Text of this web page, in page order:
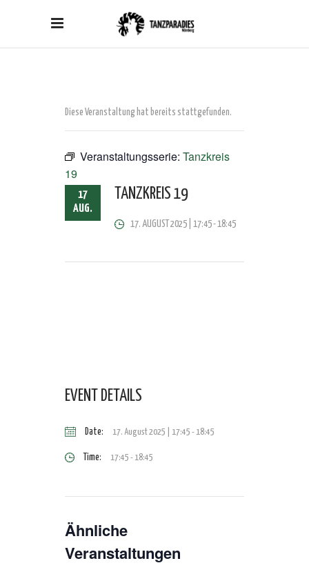
Diese Veranstaltung hat bereits stattgefunden.
Veranstaltungsserie: Tanzkreis
19
17
AUG.
TANZKREIS 19
17. AUGUST 2025 | 17:45-18:45
EVENT DETAILS
Date: 17. August 2025 | 17:45 -18:45
Time: 17:45 - 18:45
Ähnliche
Veranstaltungen